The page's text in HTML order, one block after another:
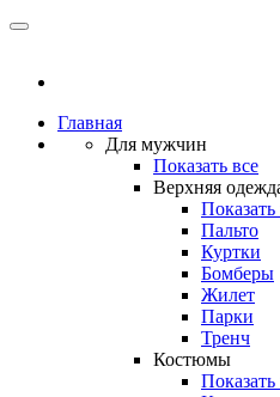
Главная
Для мужчин
Показать все
Верхняя
Показать
Пальто
Куртки
Бомберы
Жилет
Парки
Тренч
Костюмы
Показать